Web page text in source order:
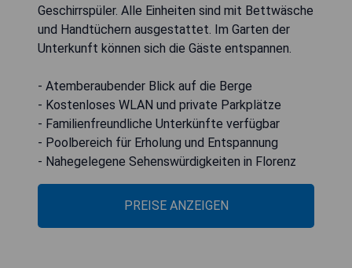
Geschirrspüler. Alle Einheiten sind mit Bettwäsche
und Handtüchern ausgestattet. Im Garten der
Unterkunft können sich die Gäste entspannen.
- Atemberaubender Blick auf die Berge
- Kostenloses WLAN und private Parkplätze
- Familienfreundliche Unterkünfte verfügbar
- Poolbereich für Erholung und Entspannung
- Nahegelegene Sehenswürdigkeiten in Florenz
PREISE ANZEIGEN